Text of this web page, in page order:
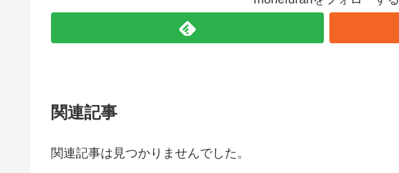
関連記事
関連記事は見つかりませんでした。